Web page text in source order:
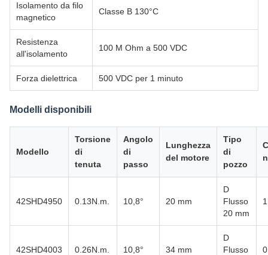
Isolamento da filo
magnetico
Classe B 130°C
Resistenza
all'isolamento
100 M Ohm a 500 VDC
Forza dielettrica 500 VDC per 1 minuto
Modelli disponibili
Modello
Torsione
di
tenuta
Angolo
di
passo
Lunghezza
del motore
Tipo
di
pozzo
42SHD4950 0.13N.m. 10,8° 20 mm
D
Flusso
20 mm
42SHD4003 0.26N.m. 10,8° 34 mm
D
Flusso